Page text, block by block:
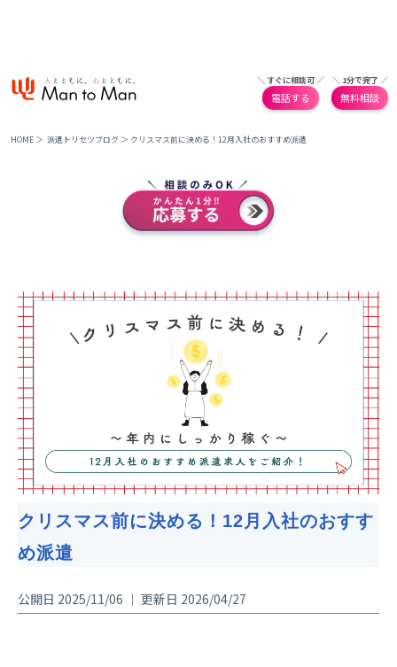
＼ すぐに相談可 ／
電話する
＼ 1分で完了 ／
無料相談
HOME ＞ 派遣トリセツブログ ＞ クリスマス前に決める！12月入社のおすすめ派遣
クリスマス前に決める！12月入社のおすす
め派遣
公開日 2025/11/06 ｜ 更新日 2026/04/27